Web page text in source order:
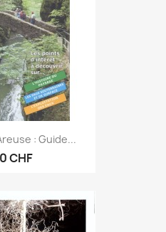
: Guide...
CHF